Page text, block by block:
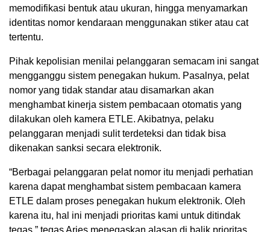
memodifikasi bentuk atau ukuran, hingga menyamarkan
identitas nomor kendaraan menggunakan stiker atau cat
tertentu.
Pihak kepolisian menilai pelanggaran semacam ini sangat
mengganggu sistem penegakan hukum. Pasalnya, pelat
nomor yang tidak standar atau disamarkan akan
menghambat kinerja sistem pembacaan otomatis yang
dilakukan oleh kamera ETLE. Akibatnya, pelaku
pelanggaran menjadi sulit terdeteksi dan tidak bisa
dikenakan sanksi secara elektronik.
“Berbagai pelanggaran pelat nomor itu menjadi perhatian
karena dapat menghambat sistem pembacaan kamera
ETLE dalam proses penegakan hukum elektronik. Oleh
karena itu, hal ini menjadi prioritas kami untuk ditindak